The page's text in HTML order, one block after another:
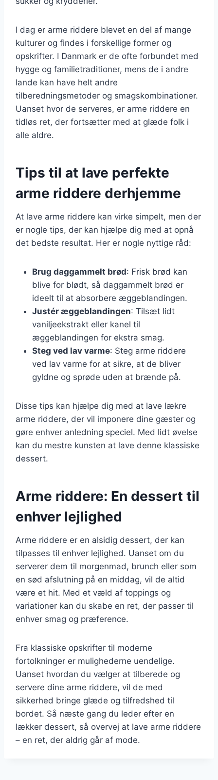
I dag er arme riddere blevet en del af mange
kulturer og findes i forskellige former og
opskrifter. I Danmark er de ofte forbundet med
hygge og familietraditioner, mens de i andre
lande kan have helt andre
tilberedningsmetoder og smagskombinationer.
Uanset hvor de serveres, er arme riddere en
tidløs ret, der fortsætter med at glæde folk i
alle aldre.
Tips til at lave perfekte
arme riddere derhjemme
At lave arme riddere kan virke simpelt, men der
er nogle tips, der kan hjælpe dig med at opnå
det bedste resultat. Her er nogle nyttige råd:
Brug daggammelt brød: Frisk brød kan
blive for blødt, så daggammelt brød er
ideelt til at absorbere æggeblandingen.
Justér æggeblandingen: Tilsæt lidt
vaniljeekstrakt eller kanel til
æggeblandingen for ekstra smag.
Steg ved lav varme: Steg arme riddere
ved lav varme for at sikre, at de bliver
gyldne og sprøde uden at brænde på.
Disse tips kan hjælpe dig med at lave lækre
arme riddere, der vil imponere dine gæster og
gøre enhver anledning speciel. Med lidt øvelse
kan du mestre kunsten at lave denne klassiske
dessert.
Arme riddere: En dessert til
enhver lejlighed
Arme riddere er en alsidig dessert, der kan
tilpasses til enhver lejlighed. Uanset om du
serverer dem til morgenmad, brunch eller som
en sød afslutning på en middag, vil de altid
være et hit. Med et væld af toppings og
variationer kan du skabe en ret, der passer til
enhver smag og præference.
Fra klassiske opskrifter til moderne
fortolkninger er mulighederne uendelige.
Uanset hvordan du vælger at tilberede og
servere dine arme riddere, vil de med
sikkerhed bringe glæde og tilfredshed til
bordet. Så næste gang du leder efter en
lækker dessert, så overvej at lave arme riddere
– en ret, der aldrig går af mode.